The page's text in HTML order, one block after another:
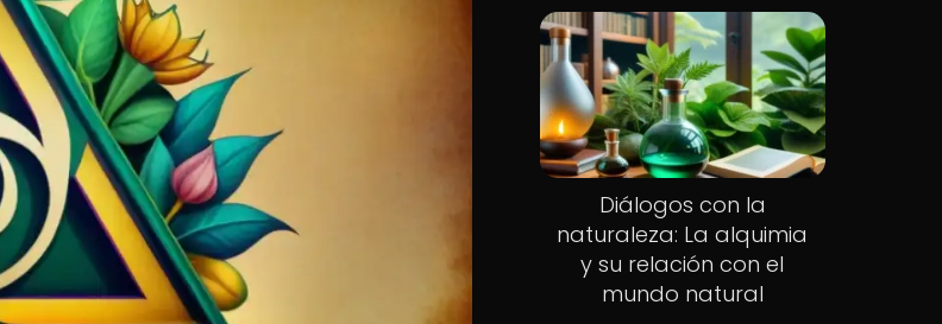
Diálogos con la
naturaleza: La alquimia
y su relación con el
mundo natural